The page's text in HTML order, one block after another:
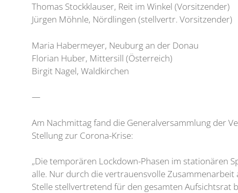
Thomas Stockklauser, Reit im Winkel (Vorsitzender)
Jürgen Möhnle, Nördlingen (stellvertr. Vorsitzender)
Maria Habermeyer, Neuburg an der Donau
Florian Huber, Mittersill (Österreich)
Birgit Nagel, Waldkirchen
—
Am Nachmittag fand die Generalversammlung der
Stellung zur Corona-Krise:
„Die temporären Lockdown-Phasen im stationären
alle. Nur durch die vertrauensvolle
Stelle stellvertretend für den gesamten Aufsichtsrat